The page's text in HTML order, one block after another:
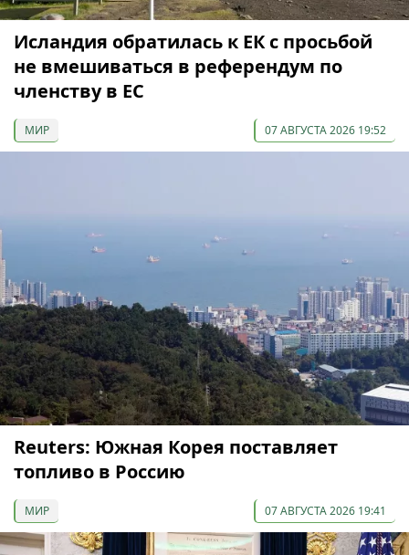
Исландия обратилась к ЕК с просьбой
не вмешиваться в референдум по
членству в ЕС
МИР 07 АВГУСТА 2026 19:52
Reuters: Южная Корея поставляет
топливо в Россию
МИР 07 АВГУСТА 2026 19:41